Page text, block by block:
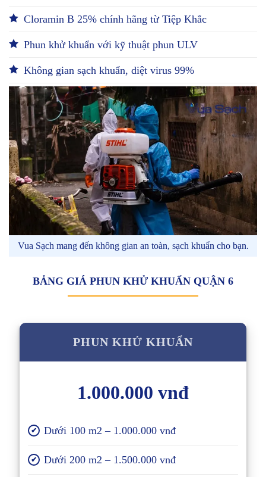
Cloramin B 25% chính hãng từ Tiệp Khắc
Phun khử khuẩn với kỹ thuật phun ULV
Không gian sạch khuẩn, diệt virus 99%
Vua Sạch mang đến không gian an toàn, sạch khuẩn cho bạn.
BẢNG GIÁ PHUN KHỬ KHUẨN QUẬN 6
PHUN KHỬ KHUẨN
1.000.000 vnđ
✔ Dưới 100 m2 – 1.000.000 vnđ
✔ Dưới 200 m2 – 1.500.000 vnđ